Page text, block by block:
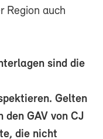
Region auch
sind die
Gelten
GAV von CJ
die nicht